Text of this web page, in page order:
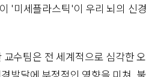
'미세플라스틱'이 우리 뇌의 신
수팀은 전 세계적으로 심각한